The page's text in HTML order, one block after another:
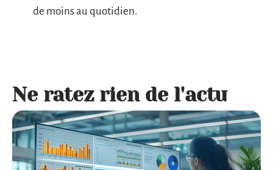
de moins au quotidien.
Ne ratez rien de l'actu